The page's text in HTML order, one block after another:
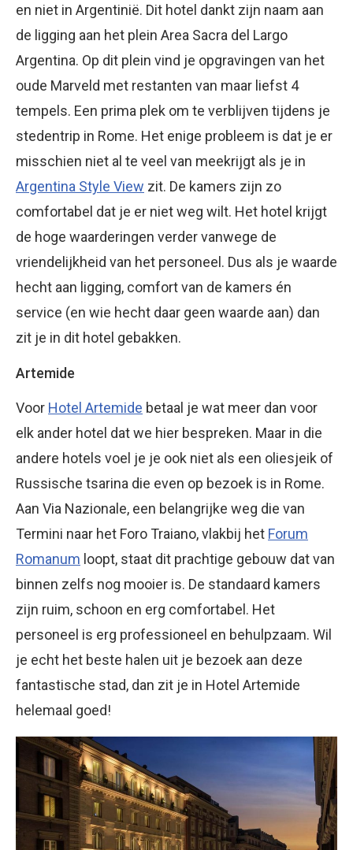
en niet in Argentinië. Dit hotel dankt zijn naam aan
de ligging aan het plein Area Sacra del Largo
Argentina. Op dit plein vind je opgravingen van het
oude Marveld met restanten van maar liefst 4
tempels. Een prima plek om te verblijven tijdens je
stedentrip in Rome. Het enige probleem is dat je er
misschien niet al te veel van meekrijgt als je in
Argentina Style View zit. De kamers zijn zo
comfortabel dat je er niet weg wilt. Het hotel krijgt
de hoge waarderingen verder vanwege de
vriendelijkheid van het personeel. Dus als je waarde
hecht aan ligging, comfort van de kamers én
service (en wie hecht daar geen waarde aan) dan
zit je in dit hotel gebakken.
Artemide
Voor Hotel Artemide betaal je wat meer dan voor
elk ander hotel dat we hier bespreken. Maar in die
andere hotels voel je je ook niet als een oliesjeik of
Russische tsarina die even op bezoek is in Rome.
Aan Via Nazionale, een belangrijke weg die van
Termini naar het Foro Traiano, vlakbij het Forum
Romanum loopt, staat dit prachtige gebouw dat van
binnen zelfs nog mooier is. De standaard kamers
zijn ruim, schoon en erg comfortabel. Het
personeel is erg professioneel en behulpzaam. Wil
je echt het beste halen uit je bezoek aan deze
fantastische stad, dan zit je in Hotel Artemide
helemaal goed!